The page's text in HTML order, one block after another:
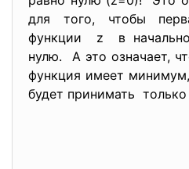
для того, чтобы
функции z в
нулю. А это означает,
функция имеет
будет принимать